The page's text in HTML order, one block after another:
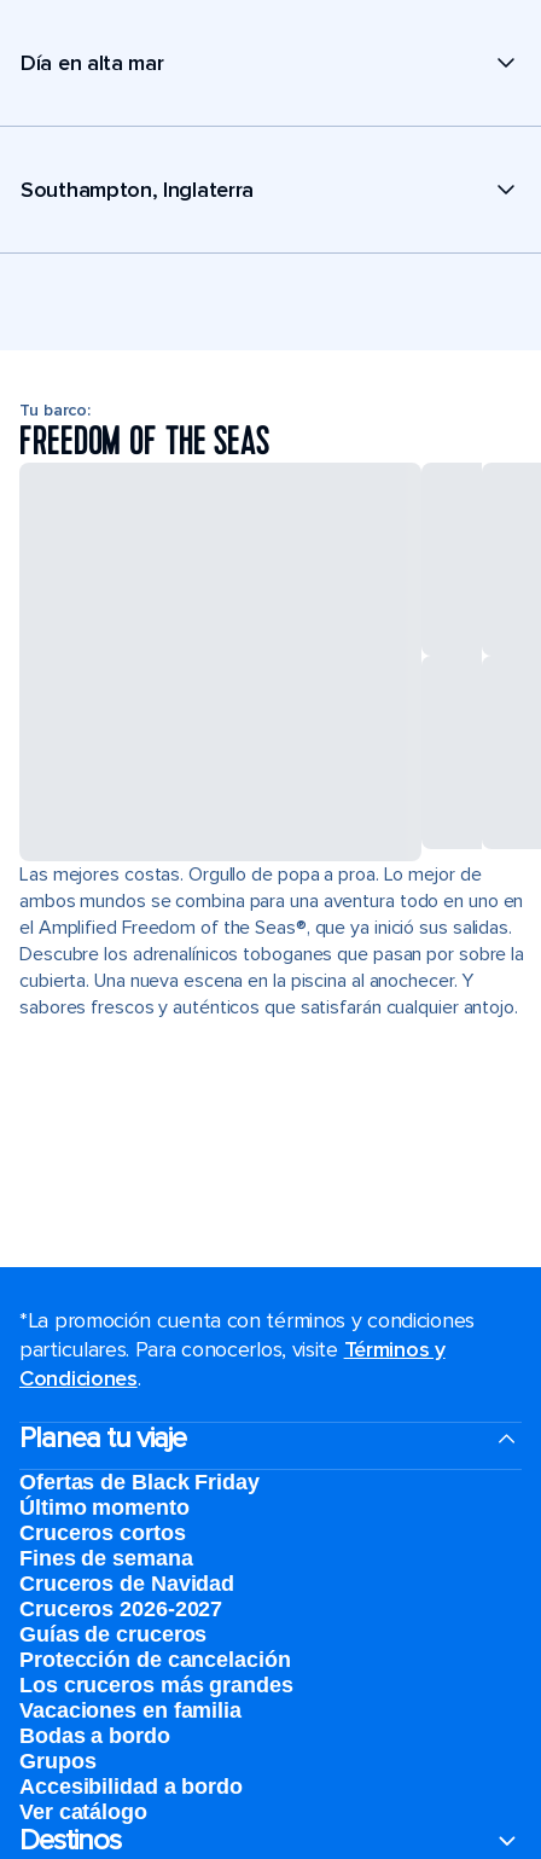
Día en alta mar
Southampton, Inglaterra
Tu barco:
FREEDOM OF THE SEAS
Las mejores costas. Orgullo de popa a proa. Lo mejor de
ambos mundos se combina para una aventura todo en uno en
el Amplified Freedom of the Seas®, que ya inició sus salidas.
Descubre los adrenalínicos toboganes que pasan por sobre la
cubierta. Una nueva escena en la piscina al anochecer. Y
sabores frescos y auténticos que satisfarán cualquier antojo.
*La promoción cuenta con términos y condiciones
particulares. Para conocerlos, visite Términos y
Condiciones.
Planea tu viaje
Ofertas de Black Friday
Último momento
Cruceros cortos
Fines de semana
Cruceros de Navidad
Cruceros 2026-2027
Guías de cruceros
Protección de cancelación
Los cruceros más grandes
Vacaciones en familia
Bodas a bordo
Grupos
Accesibilidad a bordo
Ver catálogo
Destinos